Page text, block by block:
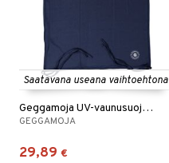
Saatavana useana vaihtoehtona
Geggamoja UV-vaunusuoja 50+
GEGGAMOJA
29,89 €